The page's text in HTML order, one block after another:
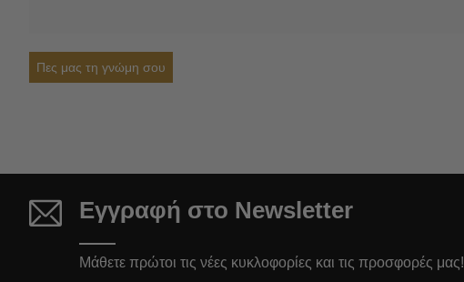
Πες μας τη γνώμη σου
Εγγραφή στο Newsletter
Μάθετε πρώτοι τις νέες κυκλοφορίες και τις προσφορές μας!